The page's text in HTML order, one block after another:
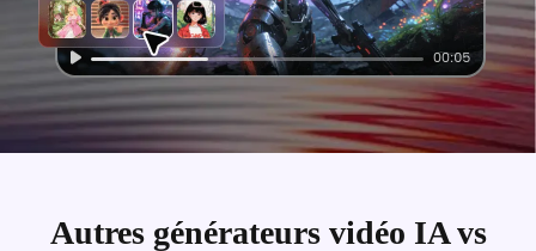
Autres générateurs vidéo IA vs